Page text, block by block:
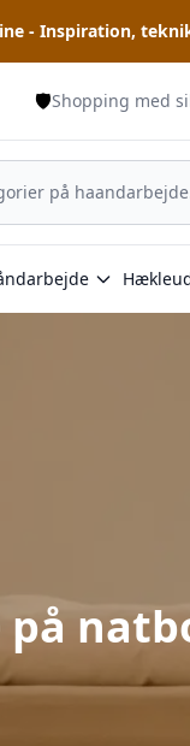
- Inspiration,
🛡️Shopping med